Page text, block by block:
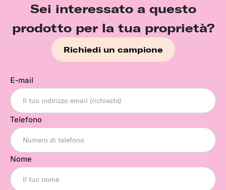
Sei interessato a questo
prodotto per la tua proprietà?
Richiedi un campione
E-mail
Telefono
Nome